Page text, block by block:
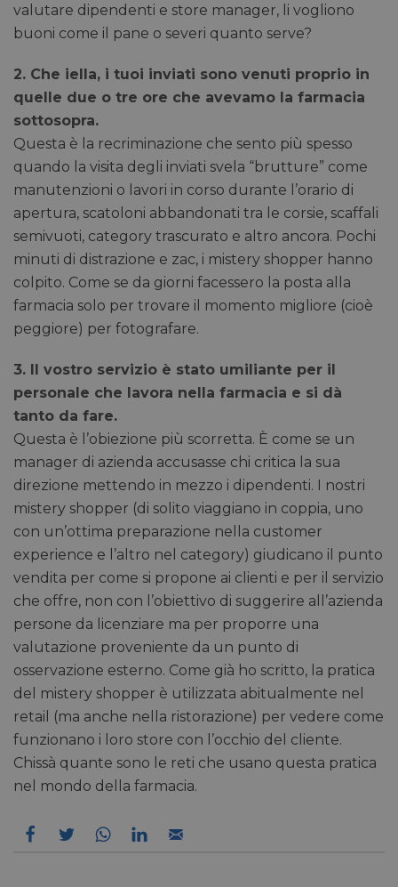
valutare dipendenti e store manager, li vogliono
buoni come il pane o severi quanto serve?
2. Che iella, i tuoi inviati sono venuti proprio in
quelle due o tre ore che avevamo la farmacia
sottosopra.
Questa è la recriminazione che sento più spesso
quando la visita degli inviati svela “brutture” come
manutenzioni o lavori in corso durante l’orario di
apertura, scatoloni abbandonati tra le corsie, scaffali
semivuoti, category trascurato e altro ancora. Pochi
minuti di distrazione e zac, i mistery shopper hanno
colpito. Come se da giorni facessero la posta alla
farmacia solo per trovare il momento migliore (cioè
peggiore) per fotografare.
3. Il vostro servizio è stato umiliante per il
personale che lavora nella farmacia e si dà
tanto da fare.
Questa è l’obiezione più scorretta. È come se un
manager di azienda accusasse chi critica la sua
direzione mettendo in mezzo i dipendenti. I nostri
mistery shopper (di solito viaggiano in coppia, uno
con un’ottima preparazione nella customer
experience e l’altro nel category) giudicano il punto
vendita per come si propone ai clienti e per il servizio
che offre, non con l’obiettivo di suggerire all’azienda
persone da licenziare ma per proporre una
valutazione proveniente da un punto di
osservazione esterno. Come già ho scritto, la pratica
del mistery shopper è utilizzata abitualmente nel
retail (ma anche nella ristorazione) per vedere come
funzionano i loro store con l’occhio del cliente.
Chissà quante sono le reti che usano questa pratica
nel mondo della farmacia.